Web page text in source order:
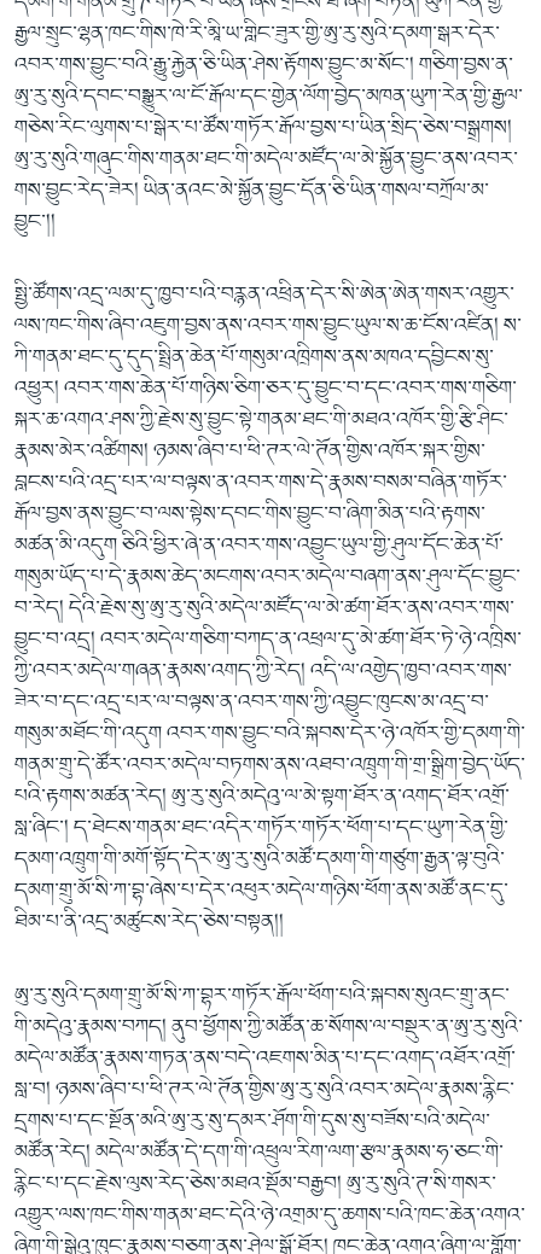
རྒྱལ་སྲུང་ལྷན་ཁང་གིས་ཁེ་རི་མཱི་ཡ་གླིང་ཟུར་གྱི་ཨུ་རུ་སུའི་དམག་སྒར་དེར་
འབར་གས་བྱུང་བའི་རྒྱུ་རྐྱེན་ཅི་ཡིན་ཤེས་རྟོགས་བྱུང་མ་སོང་། གཅིག་བྱས་ན་
ཨུ་རུ་སུའི་དབང་བསྒྱུར་ལ་ངོ་རྒོལ་དང་གྱེན་ལོག་བྱེད་མཁན་ཡུཀ་རེན་གྱི་རྒྱལ་
གཅེས་རིང་ལུགས་པ་སྒེར་པ་ཚོས་གཏོར་རྒོལ་བྱས་པ་ཡིན་སྲིད་ཅེས་བསྒྲགས།
ཨུ་རུ་སུའི་གཞུང་གིས་གནམ་ཐང་གི་མདེལ་མཛོད་ལ་མེ་སྐྱོན་བྱུང་ནས་འབར་
གས་བྱུང་རེད་ཟེར། ཡིན་ནའང་མེ་སྐྱོན་བྱུང་དོན་ཅི་ཡིན་གསལ་བཀྲོལ་མ་
བྱུང་།།
སྤྱི་ཚོགས་འདྲ་ལམ་དུ་ཁྱབ་པའི་བརྙན་འཕྲིན་དེར་སི་ཨེན་ཨེན་གསར་འགྱུར་
ལས་ཁང་གིས་ཞིབ་འཇུག་བྱས་ནས་འབར་གས་བྱུང་ཡུལ་ས་ཆ་ངོས་འཛིན། ས་
ཀི་གནམ་ཐང་དུ་དུད་སྤྲིན་ཆེན་པོ་གསུམ་འཁྲིགས་ནས་མཁའ་དབྱིངས་སུ་
འཕྱུར། འབར་གས་ཆེན་པོ་གཉིས་ཅིག་ཅར་དུ་བྱུང་བ་དང་འབར་གས་གཅིག་
སྐར་ཆ་འགའ་ཤས་ཀྱི་རྗེས་སུ་བྱུང་སྟེ་གནམ་ཐང་གི་མཐའ་འཁོར་གྱི་རྩི་ཤིང་
རྣམས་མེར་འཚིགས། ཉམས་ཞིབ་པ་ཕི་ཊར་ལེ་ཊོན་གྱིས་འཁོར་སྐར་གྱིས་
བླངས་པའི་འདྲ་པར་ལ་བལྟས་ན་འབར་གས་དེ་རྣམས་བསམ་བཞིན་གཏོར་
རྒོལ་བྱས་ནས་བྱུང་བ་ལས་སྟེས་དབང་གིས་བྱུང་བ་ཞིག་མིན་པའི་རྟགས་
མཚན་མི་འདུག ཅིའི་ཕྱིར་ཞེ་ན་འབར་གས་འབྱུང་ཡུལ་གྱི་ཤུལ་དོང་ཆེན་པོ་
གསུམ་ཡོད་པ་དེ་རྣམས་ཆེད་མངགས་འབར་མདེལ་བཞག་ནས་ཤུལ་དོང་བྱུང་
བ་རེད། དེའི་རྗེས་སུ་ཨུ་རུ་སུའི་མདེལ་མཛོད་ལ་མེ་ཚག་ཐོར་ནས་འབར་གས་
བྱུང་བ་འདྲ། འབར་མདེལ་གཅིག་བཀད་ན་འཕྲལ་དུ་མེ་ཚག་ཐོར་ཏེ་ཉེ་འཁྲིས་
ཀྱི་འབར་མདེལ་གཞན་རྣམས་འགད་ཀྱི་རེད། འདི་ལ་འགྱེད་ཁྱབ་འབར་གས་
ཟེར་བ་དང་འདྲ་པར་ལ་བལྟས་ན་འབར་གས་ཀྱི་འབྱུང་ཁུངས་མ་འདྲ་བ་
གསུམ་མཐོང་གི་འདུག འབར་གས་བྱུང་བའི་སྐབས་དེར་ཉེ་འཁོར་གྱི་དམག་གི་
གནམ་གྲུ་དེ་ཚོར་འབར་མདེལ་བཏགས་ནས་འཐབ་འཁྲུག་གི་གྲ་སྒྲིག་བྱེད་ཡོད་
པའི་རྟགས་མཚན་རེད། ཨུ་རུ་སུའི་མདེའུ་ལ་མེ་སྟག་ཐོར་ན་འགད་ཐོར་འགྲོ་
སླ་ཞིང་། ད་ཐེངས་གནམ་ཐང་འདིར་གཏོར་གཏོར་ཕོག་པ་དང་ཡུཀ་རེན་གྱི་
དམག་འཁྲུག་གི་མགོ་སྟོད་དེར་ཨུ་རུ་སུའི་མཚོ་དམག་གི་གཙུག་རྒྱན་ལྟ་བུའི་
དམག་གྲུ་མོ་སི་ཀ་བྷ་ཞེས་པ་དེར་འཕུར་མདེལ་གཉིས་ཕོག་ནས་མཚོ་ནང་དུ་
ཐིམ་པ་ནི་འདྲ་མཚུངས་རེད་ཅེས་བསྟན།།
ཨུ་རུ་སུའི་དམག་གྲུ་མོ་སི་ཀ་བྷར་གཏོར་རྒོལ་ཕོག་པའི་སྐབས་སུའང་གྲུ་ནང་
གི་མདེའུ་རྣམས་བཀད། ནུབ་ཕྱོགས་ཀྱི་མཚོན་ཆ་སོགས་ལ་བསྡུར་ན་ཨུ་རུ་སུའི་
མདེལ་མཚོན་རྣམས་གཏན་ནས་བདེ་འཇགས་མིན་པ་དང་འགད་འཐོར་འགྲོ་
སླ་བ། ཉམས་ཞིབ་པ་ཕི་ཊར་ལེ་ཊོན་གྱིས་ཨུ་རུ་སུའི་འབར་མདེལ་རྣམས་རྙིང་
དྲགས་པ་དང་སྔོན་མའི་ཨུ་རུ་སུ་དམར་ཤོག་གི་དུས་སུ་བཟོས་པའི་མདེལ་
མཚོན་རེད། མདེལ་མཚོན་དེ་དག་གི་འཕྲུལ་རིག་ལག་རྩལ་རྣམས་ཧ་ཅང་གི་
རྙིང་པ་དང་རྗེས་ལུས་རེད་ཅེས་མཐའ་སྡོམ་བརྒྱབ། ཨུ་རུ་སུའི་ཊ་སི་གསར་
འགྱུར་ལས་ཁང་གིས་གནམ་ཐང་དེའི་ཉེ་འགྲམ་དུ་ཆགས་པའི་ཁང་ཆེན་འགའ་
ཞིག་གི་སྒེའུ་ཁུང་རྣམས་བཅག་ནས་ཤེལ་སྒོ་ཐོར། ཁང་ཆེན་འགའ་ཞིག་ལ་གློག་